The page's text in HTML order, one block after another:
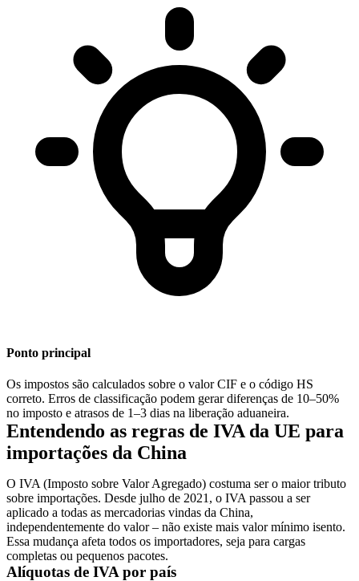
Ponto principal
Os impostos são calculados sobre o valor CIF e o código HS
correto. Erros de classificação podem gerar diferenças de 10–50%
no imposto e atrasos de 1–3 dias na liberação aduaneira.
Entendendo as regras de IVA da UE para
importações da China
O IVA (Imposto sobre Valor Agregado) costuma ser o maior tributo
sobre importações. Desde julho de 2021, o IVA passou a ser
aplicado a todas as mercadorias vindas da China,
independentemente do valor – não existe mais valor mínimo isento.
Essa mudança afeta todos os importadores, seja para cargas
completas ou pequenos pacotes.
Alíquotas de IVA por país